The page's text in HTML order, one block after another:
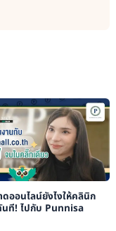
ดออนไลน์ยังไงให้คลินิก
ที! ไปกับ Punnisa